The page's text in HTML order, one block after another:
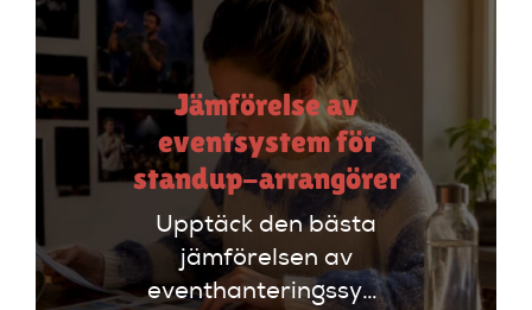
Jämförelse av
eventsystem för
standup-arrangörer
Upptäck den bästa
jämförelsen av
eventhanteringssystem